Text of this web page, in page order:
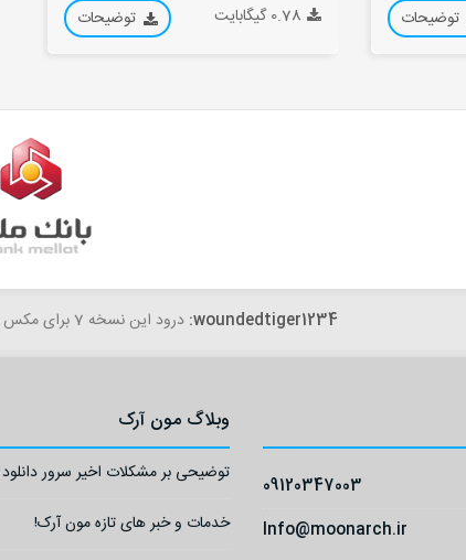
توضیحات 0.78 گیگابایت توضیحات
woundedtiger1234: درود این نسخه 7 برای مکس 2025 هم جوابه؟... fatemeh.dfard: سلام،خسته نباشید. با تشکر از
09120347003
Info@moonarch.ir
وبلاگ مون آرک
توضیحی بر مشکلات اخیر سرور دانلود
خدمات و خبر های تازه مون آرک!